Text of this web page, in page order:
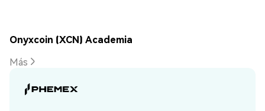
Onyxcoin (XCN) Academia
Más